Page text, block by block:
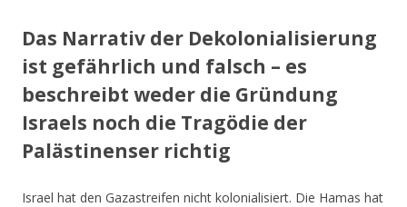
Das Narrativ der Dekolonialisierung
ist gefährlich und falsch – es
beschreibt weder die Gründung
Israels noch die Tragödie der
Palästinenser richtig
Israel hat den Gazastreifen nicht kolonialisiert. Die Hamas hat